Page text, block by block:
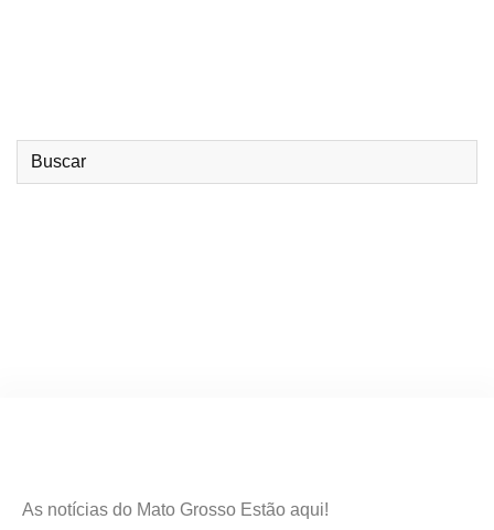
As notícias do Mato Grosso Estão aqui!